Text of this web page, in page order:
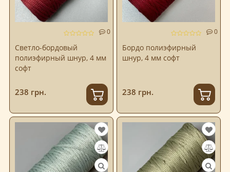
0
Светло-бордовый
полиэфирный шнур, 4 мм
софт
238 грн.
0
Бордо полиэфирный
шнур, 4 мм софт
238 грн.